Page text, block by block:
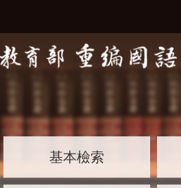
基本檢索